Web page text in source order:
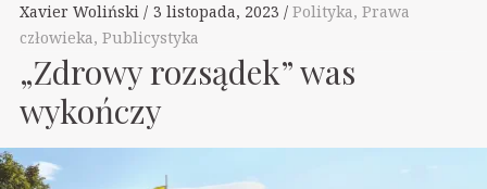
Xavier Woliński 3 listopada, 2023 Polityka, Prawa
człowieka, Publicystyka
„Zdrowy rozsądek” was
wykończy